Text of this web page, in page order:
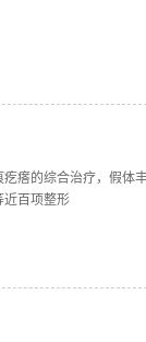
瘩的综合治疗，假体
近百项整形